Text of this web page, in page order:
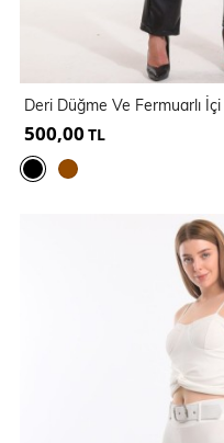
500,00 TL